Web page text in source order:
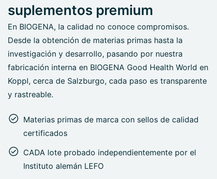
suplementos premium
En BIOGENA, la calidad no conoce compromisos.
Desde la obtención de materias primas hasta la
investigación y desarrollo, pasando por nuestra
fabricación interna en BIOGENA Good Health World en
Koppl, cerca de Salzburgo, cada paso es transparente
y rastreable.
Materias primas de marca con sellos de calidad
certificados
CADA lote probado independientemente por el
Instituto alemán LEFO